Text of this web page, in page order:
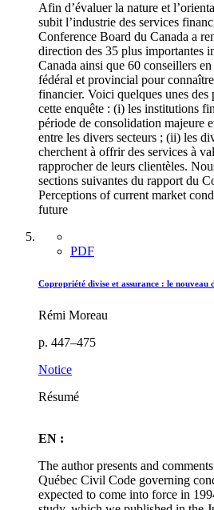
Afin d’évaluer la nature et
subit l’industrie des services
Conference Board du Canada a
direction des 35 plus importantes
Canada ainsi que 60 conseillers
fédéral et provincial pour
financier. Voici quelques unes
cette enquête : (i) les institutions
période de consolidation majeure
entre les divers secteurs ; (ii) les
cherchent à offrir des services à
rapprocher de leurs clientèles.
sections suivantes du rapport du
Perceptions of current market
future
PDF
Copropriété divise et assurance : le nouveau
Rémi Moreau
p. 447–475
Notice
Résumé
EN :
The author presents and
Québec Civil Code governing
expected to come into force in